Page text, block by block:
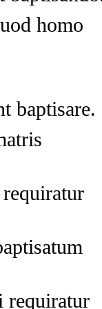
homo
baptisare.
requiratur